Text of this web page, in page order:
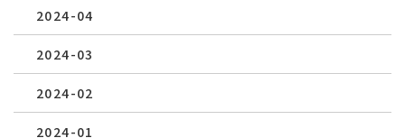
2024-04
2024-03
2024-02
2024-01